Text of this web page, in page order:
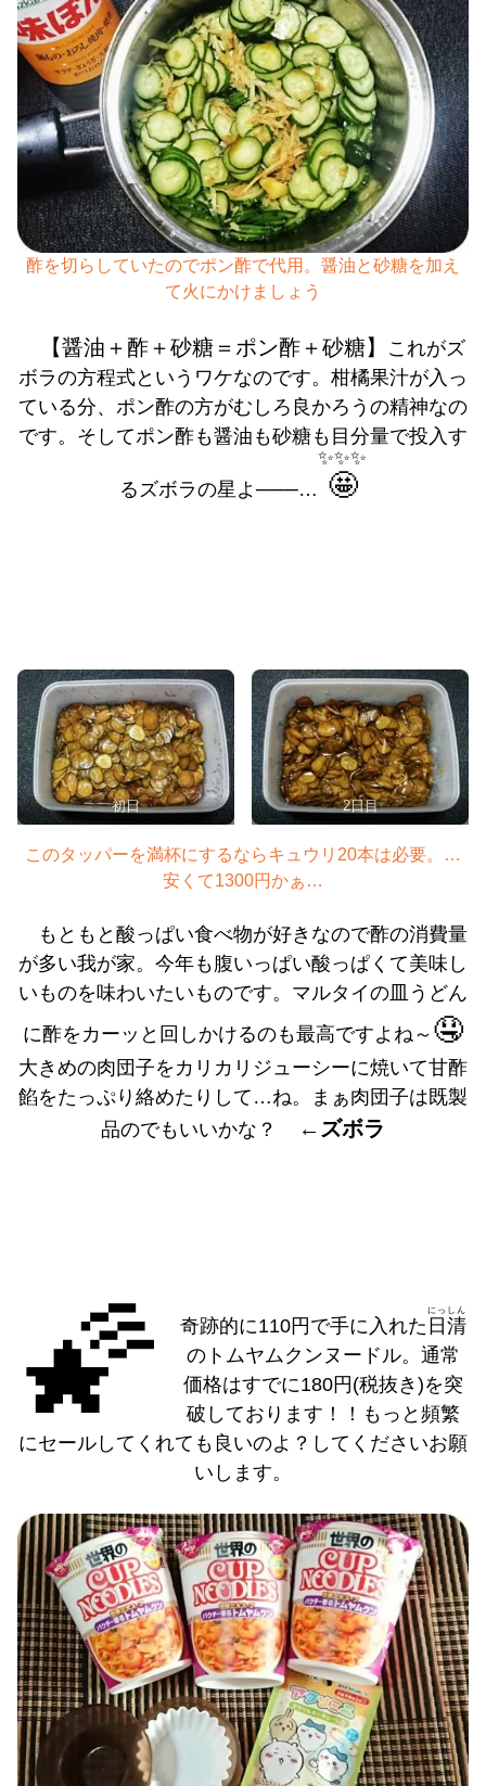
酢を切らしていたのでポン酢で代用。醤油と砂糖を加え
て火にかけましょう
【醤油＋酢＋砂糖＝ポン酢＋砂糖】
これがズ
ボラの方程式というワケなのです。柑橘果汁が入っ
ている分、ポン酢の方がむしろ良かろうの精神なの
です。そしてポン酢も醤油も砂糖も目分量で投入す
るズボラの星よ───… 🤩
✨✨✨
初日 2日目
このタッパーを満杯にするならキュウリ20本は必要。…
安くて1300円かぁ…
もともと酸っぱい食べ物が好きなので酢の消費量
が多い我が家。今年も腹いっぱい酸っぱくて美味し
いものを味わいたいものです。マルタイの皿うどん
に酢をカーッと回しかけるのも最高ですよね～ 🤤
大きめの肉団子をカリカリジューシーに焼いて甘酢
餡をたっぷり絡めたりして…ね。まぁ肉団子は既製
品のでもいいかな？
←ズボラ
🌠 奇跡的に110円で手に入れた 日清
にっしん
のトムヤムクンヌードル。通常
価格はすでに180円(税抜き)を突
破しております！！もっと頻繁
にセールしてくれても良いのよ？してくださいお願
いします。